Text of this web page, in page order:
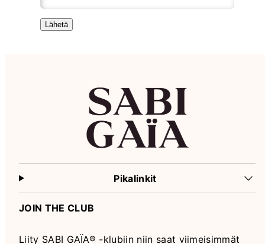
Lähetä
Pikalinkit
JOIN THE CLUB
Liity SABI GAÏA® -klubiin niin saat viimeisimmät